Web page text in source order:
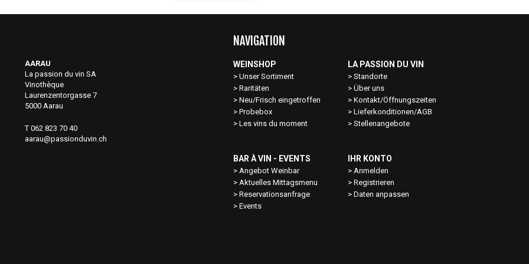
AARAU
La passion du vin SA
Vinothèque
Laurenzentorgasse 7
5000 Aarau
T 062 823 70 40
aarau@passionduvin.ch
NAVIGATION
WEINSHOP
Unser Sortiment
Raritäten
Neu/Frisch eingetroffen
Probebox
Les vins du moment
BAR À VIN - EVENTS
Angebot Weinbar
Aktuelles Mittagsmenu
Reservationsanfrage
Events
LA PASSION DU VIN
Standorte
Über uns
Kontakt/Öffnungszeiten
Lieferkonditionen/AGB
Stellenangebote
IHR KONTO
Anmelden
Registrieren
Daten anpassen